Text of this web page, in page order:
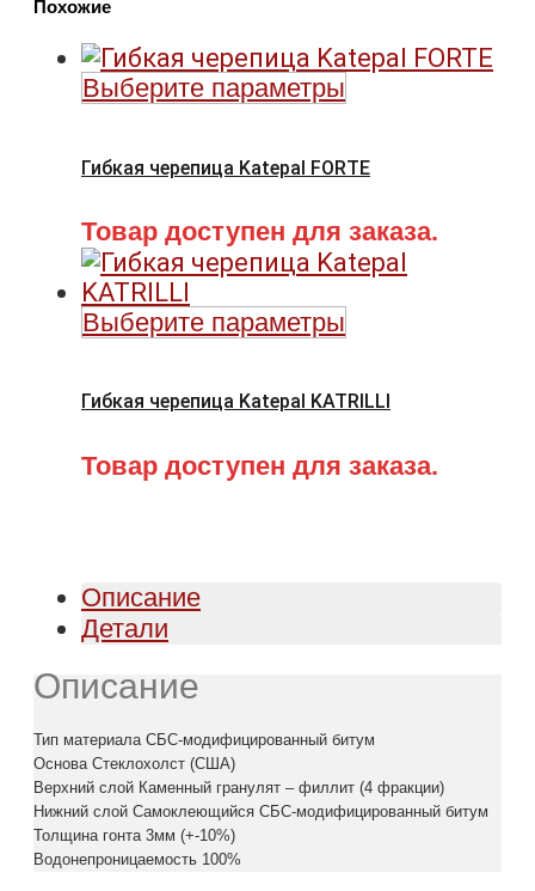
Mansion
Похожие
Выберите параметры
Гибкая черепица Katepal FORTE
Товар доступен для заказа.
Выберите параметры
Гибкая черепица Katepal KATRILLI
Товар доступен для заказа.
Описание
Детали
Описание
Тип материала СБС-модифицированный битум
Основа Стеклохолст (США)
Верхний слой Каменный гранулят – филлит (4 фракции)
Нижний слой Самоклеющийся СБС-модифицированный битум
Толщина гонта 3мм (+-10%)
Водонепроницаемость 100%